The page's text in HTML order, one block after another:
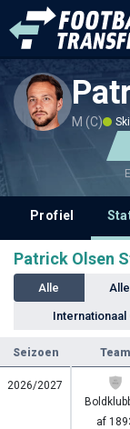
M (C)
Profiel
Patrick Olsen
Alle
Seizoen Team
2026/2027
af